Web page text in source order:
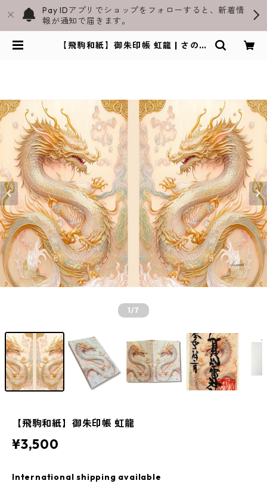
Pay IDアプリでショップをフォローすると、新着情
報が通知で届きます。
【飛駒和紙】御朱印帳 虹龍 | さのま
1/7
【飛駒和紙】御朱印帳 虹龍
¥3,500
International shipping available